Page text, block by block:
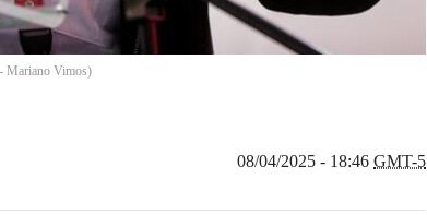
Mariano Vimos)
08/04/2025 - 18:46 GMT-5